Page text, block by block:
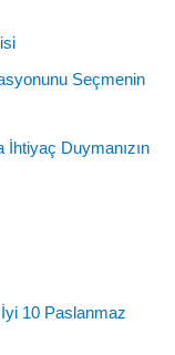
Seçmenin
Duymanızın
10 Paslanmaz